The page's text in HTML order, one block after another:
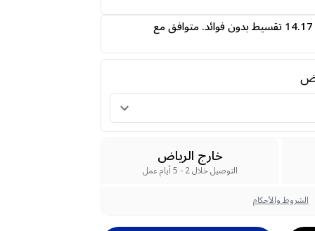
قسمها على 6 دفعات 14.17 تقسيط بدون فوائد. متوافق مع
خارج الرياض
التوصيل خلال 2 - 5 أيام عمل
الشروط والأحكام